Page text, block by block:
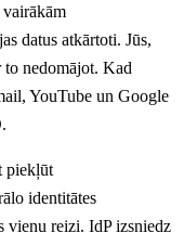
datus atkārtoti. Jūs,
to nedomājot. Kad
YouTube un Google
piekļūt
identitātes
vienu reizi. IdP izsniedz